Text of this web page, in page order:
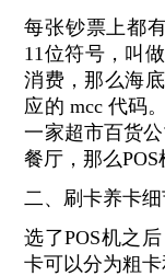
每张钞票上都
11位符号，叫
消费，那么海
应的 mcc 代码
一家超市百货
餐厅，那么POS
二、刷卡养卡
选了POS机之
卡可以分为粗卡